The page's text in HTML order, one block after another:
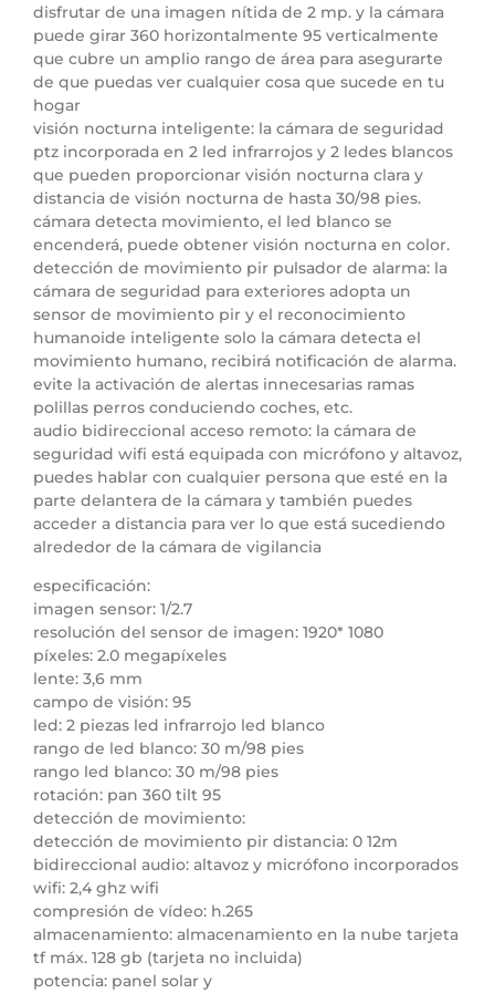
disfrutar de una imagen nítida de 2 mp. y la cámara
puede girar 360 horizontalmente 95 verticalmente
que cubre un amplio rango de área para asegurarte
de que puedas ver cualquier cosa que sucede en tu
hogar
visión nocturna inteligente: la cámara de seguridad
ptz incorporada en 2 led infrarrojos y 2 ledes blancos
que pueden proporcionar visión nocturna clara y
distancia de visión nocturna de hasta 30/98 pies.
cámara detecta movimiento, el led blanco se
encenderá, puede obtener visión nocturna en color.
detección de movimiento pir pulsador de alarma: la
cámara de seguridad para exteriores adopta un
sensor de movimiento pir y el reconocimiento
humanoide inteligente solo la cámara detecta el
movimiento humano, recibirá notificación de alarma.
evite la activación de alertas innecesarias ramas
polillas perros conduciendo coches, etc.
audio bidireccional acceso remoto: la cámara de
seguridad wifi está equipada con micrófono y altavoz,
puedes hablar con cualquier persona que esté en la
parte delantera de la cámara y también puedes
acceder a distancia para ver lo que está sucediendo
alrededor de la cámara de vigilancia
especificación:
imagen sensor: 1/2.7
resolución del sensor de imagen: 1920* 1080
píxeles: 2.0 megapíxeles
lente: 3,6 mm
campo de visión: 95
led: 2 piezas led infrarrojo led blanco
rango de led blanco: 30 m/98 pies
rango led blanco: 30 m/98 pies
rotación: pan 360 tilt 95
detección de movimiento:
detección de movimiento pir distancia: 0 12m
bidireccional audio: altavoz y micrófono incorporados
wifi: 2,4 ghz wifi
compresión de vídeo: h.265
almacenamiento: almacenamiento en la nube tarjeta
tf máx. 128 gb (tarjeta no incluida)
potencia: panel solar y